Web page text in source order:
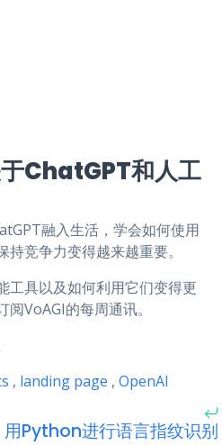
ChatGPT和人工
融入生活，学会如何使用
竞争力变得越来越重要。
工具以及如何利用它们变得更
VoAGI的每周通讯。
, landing page , OpenAI
用Python进行语言指纹识别